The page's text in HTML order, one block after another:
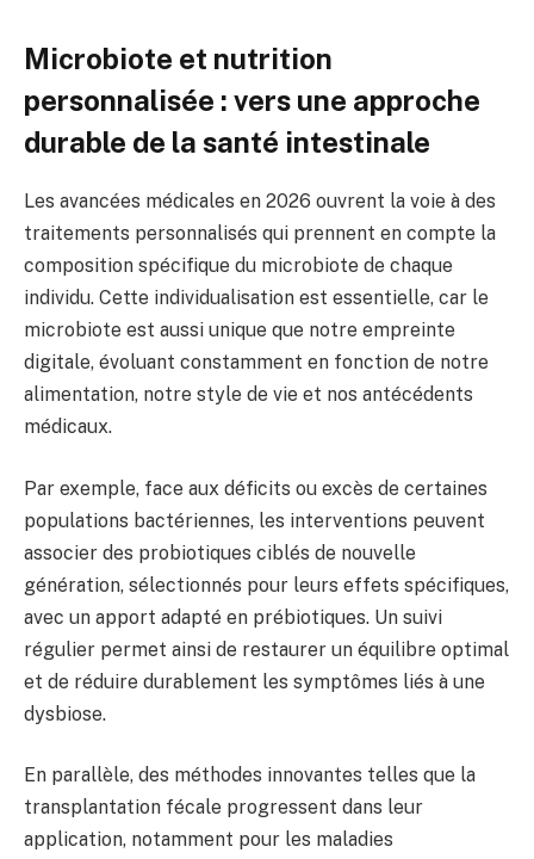
Microbiote et nutrition
personnalisée : vers une approche
durable de la santé intestinale
Les avancées médicales en 2026 ouvrent la voie à des
traitements personnalisés qui prennent en compte la
composition spécifique du microbiote de chaque
individu. Cette individualisation est essentielle, car le
microbiote est aussi unique que notre empreinte
digitale, évoluant constamment en fonction de notre
alimentation, notre style de vie et nos antécédents
médicaux.
Par exemple, face aux déficits ou excès de certaines
populations bactériennes, les interventions peuvent
associer des probiotiques ciblés de nouvelle
génération, sélectionnés pour leurs effets spécifiques,
avec un apport adapté en prébiotiques. Un suivi
régulier permet ainsi de restaurer un équilibre optimal
et de réduire durablement les symptômes liés à une
dysbiose.
En parallèle, des méthodes innovantes telles que la
transplantation fécale progressent dans leur
application, notamment pour les maladies